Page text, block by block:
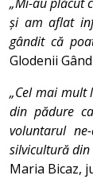
și am aflat
gândit că
Glodenii
„Cel mai mult
din pădure
voluntarul
silvicultură din
Maria Bicaz,